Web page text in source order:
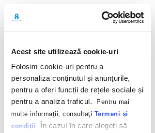
Acest site utilizează cookie-uri
Folosim cookie-uri pentru a
personaliza conținutul și anunțurile,
pentru a oferi funcții de rețele sociale și
pentru a analiza traficul.
Pentru mai
multe informaţii, consultaţi Termeni și
condiții. În cazul în care alegeți să
Back